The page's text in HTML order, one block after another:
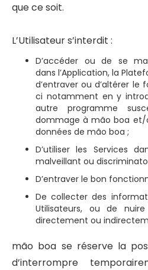
que ce soit.
L’Utilisateur s’interdit :
D’accéder ou de se
dans l’Application, la
d’entraver ou d’altérer
ci notamment en y
autre programme
dommage à mão boa
données de mão boa ;
D’utiliser les Services
malveillant ou
D’entraver le bon
De collecter des
Utilisateurs, ou de
directement ou
mão boa se réserve la
d’interrompre